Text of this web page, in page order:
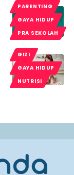
PARENTING
GAYA HIDUP
PRA SEKOLAH
GIZI
GAYA HIDUP
NUTRISI